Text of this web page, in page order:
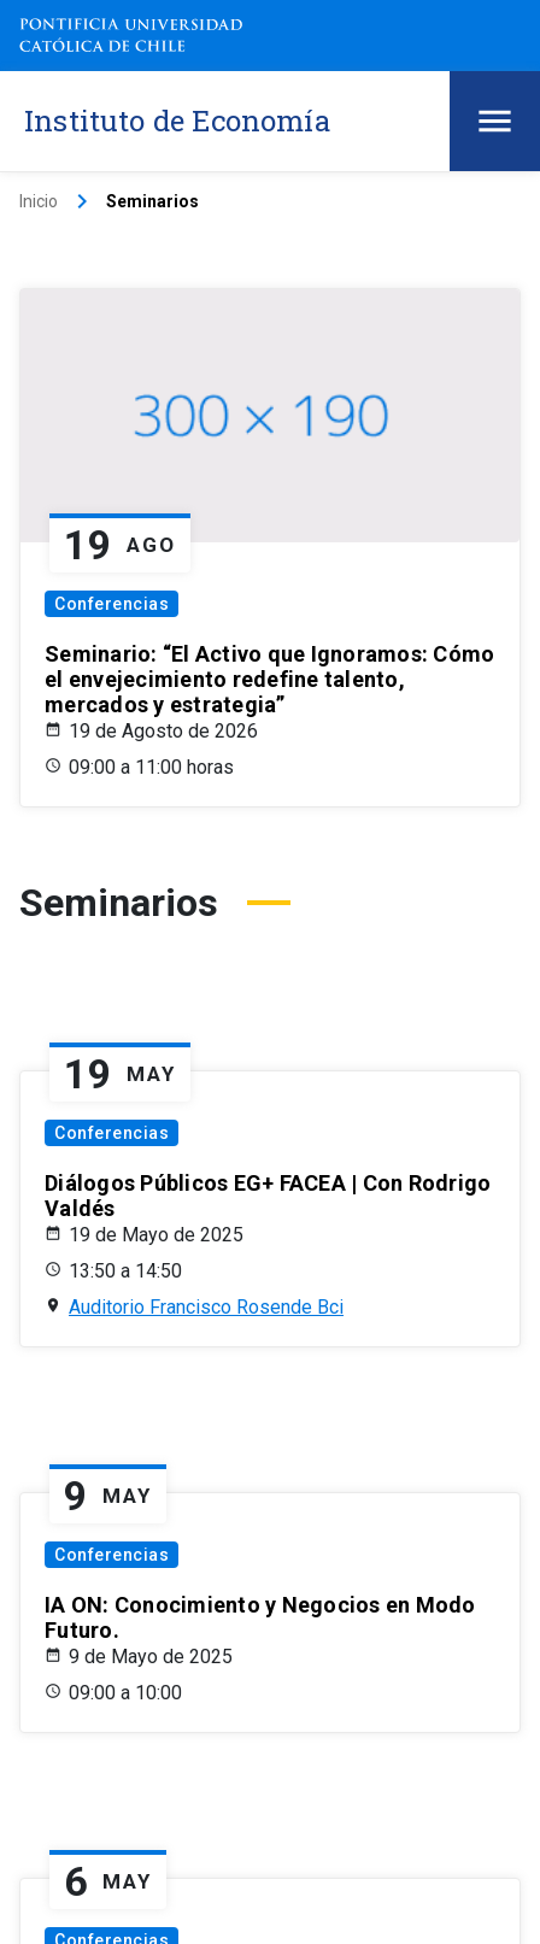
Instituto de Economía
Inicio keyboard_arrow_right Seminarios
19 AGO
Conferencias
Seminario: “El Activo que Ignoramos: Cómo
el envejecimiento redefine talento,
mercados y estrategia”
19 de Agosto de 2026
09:00 a 11:00 horas
Seminarios
19 MAY
Conferencias
Diálogos Públicos EG+ FACEA | Con Rodrigo
Valdés
19 de Mayo de 2025
13:50 a 14:50
Auditorio Francisco Rosende Bci
9 MAY
Conferencias
IA ON: Conocimiento y Negocios en Modo
Futuro.
9 de Mayo de 2025
09:00 a 10:00
6 MAY